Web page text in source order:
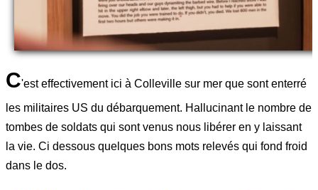
C'est effectivement ici à Colleville sur mer que sont enterré
les militaires US du débarquement. Hallucinant le nombre de
tombes de soldats qui sont venus nous libérer en y laissant
la vie. Ci dessous quelques bons mots relevés qui fond froid
dans le dos.